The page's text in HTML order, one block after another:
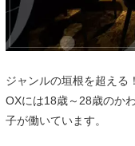
ジャンルの垣根を超える
OXには18歳～28歳のか
子が働いています。